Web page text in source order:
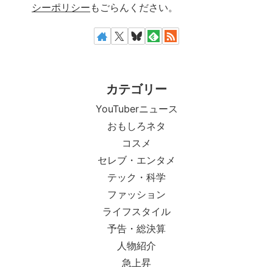
シーポリシー もごらんください。
カテゴリー
YouTuberニュース
おもしろネタ
コスメ
セレブ・エンタメ
テック・科学
ファッション
ライフスタイル
予告・総決算
人物紹介
急上昇